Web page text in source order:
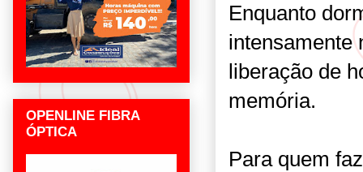
Enquanto
intensamente
liberação de
memória.
Para quem
OPENLINE FIBRA
ÓPTICA